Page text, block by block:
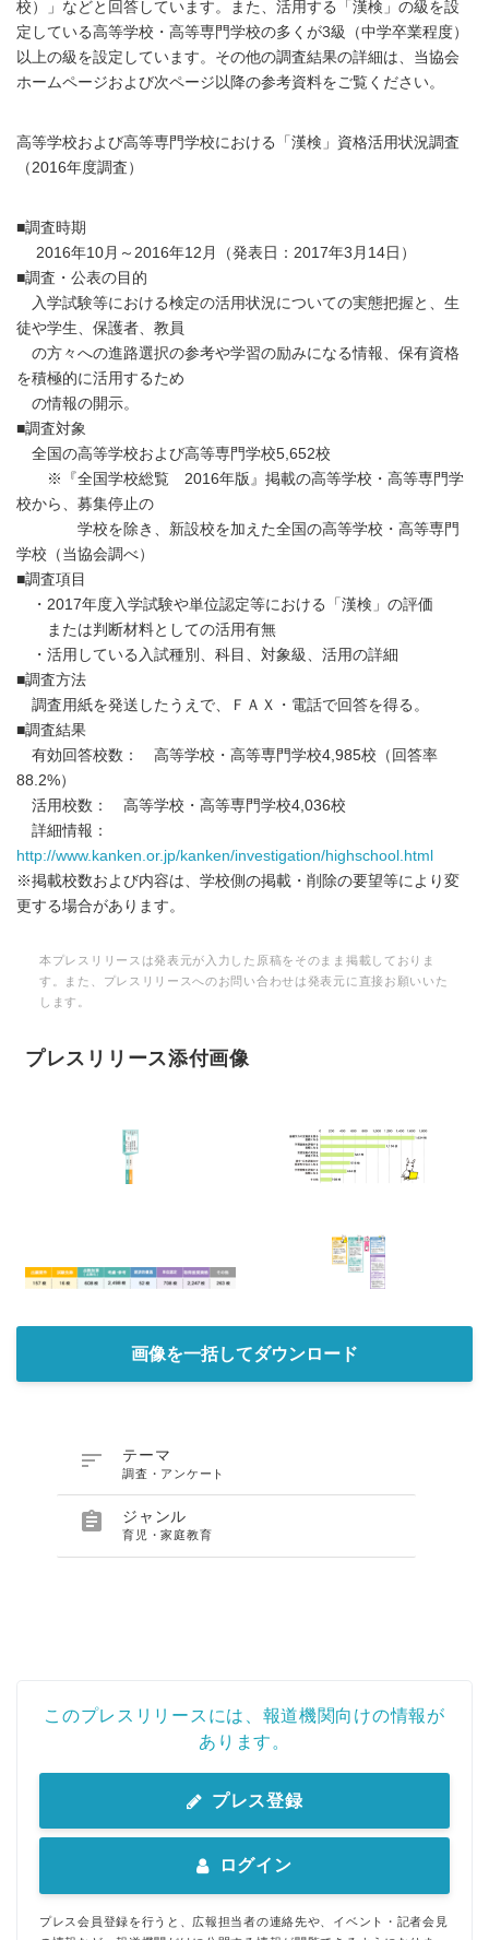
校）」などと回答しています。また、活用する「漢検」の級を設
定している高等学校・高等専門学校の多くが3級（中学卒業程度）
以上の級を設定しています。その他の調査結果の詳細は、当協会
ホームページおよび次ページ以降の参考資料をご覧ください。
高等学校および高等専門学校における「漢検」資格活用状況調査
（2016年度調査）
■調査時期
2016年10月～2016年12月（発表日：2017年3月14日）
■調査・公表の目的
入学試験等における検定の活用状況についての実態把握と、生
徒や学生、保護者、教員
の方々への進路選択の参考や学習の励みになる情報、保有資格
を積極的に活用するため
の情報の開示。
■調査対象
全国の高等学校および高等専門学校5,652校
※『全国学校総覧 2016年版』掲載の高等学校・高等専門学
校から、募集停止の
学校を除き、新設校を加えた全国の高等学校・高等専門
学校（当協会調べ）
■調査項目
・2017年度入学試験や単位認定等における「漢検」の評価
または判断材料としての活用有無
・活用している入試種別、科目、対象級、活用の詳細
■調査方法
調査用紙を発送したうえで、ＦＡＸ・電話で回答を得る。
■調査結果
有効回答校数： 高等学校・高等専門学校4,985校（回答率
88.2%）
活用校数： 高等学校・高等専門学校4,036校
詳細情報：
http://www.kanken.or.jp/kanken/investigation/highschool.html
※掲載校数および内容は、学校側の掲載・削除の要望等により変
更する場合があります。
本プレスリリースは発表元が入力した原稿をそのまま掲載しておりま
す。また、プレスリリースへのお問い合わせは発表元に直接お願いいた
します。
プレスリリース添付画像
画像を一括してダウンロード
 テーマ
調査・アンケート
 ジャンル
育児・家庭教育
このプレスリリースには、報道機関向けの情報が
あります。
プレス登録
ログイン
プレス会員登録を行うと、広報担当者の連絡先や、イベント・記者会見